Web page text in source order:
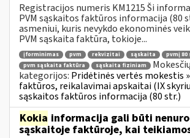
Registracijos numeris KM1215 Ši
PVM sąskaitos faktūros informacija (80
asmeniui, kuris nevykdo ekonominės
PVM sąskaita faktūra, tokioje...
įforminimas pvm rekvizitai sąskaita
pvmį 80
pvm sąskaita faktūra
sąskaita fiziniam
kategorijos: Pridėtinės vertės mokestis
faktūros, reikalavimai apskaitai (IX
sąskaitos faktūros informacija (80 str.)
Kokia informacija gali būti
sąskaitoje faktūroje, kai teikiamos